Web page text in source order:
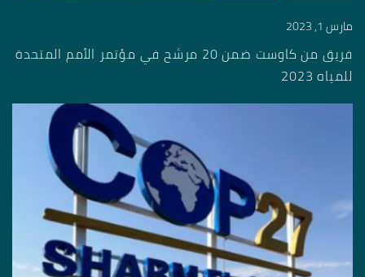
مارس 1, 2023
فريق من كاوست ضمن 20 مرشح في مؤتمر الأمم المتحدة
للمياه 2023